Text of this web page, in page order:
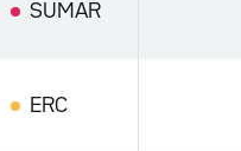
SUMAR
ERC